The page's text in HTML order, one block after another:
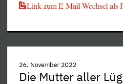
innerlibanesischen
des Landes ausgetragen worden
diese – welche alle zuvor unter
ihre eigenen Milizen aufgebaut
reguläre Armee allmählich
letzten Jahrzehnt des Kalten
Der nunmehr seit über einem
Link zum E-Mail-Wechsel als
26. November 2022
Die Mutter aller